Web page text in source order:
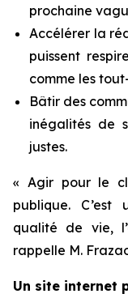
prochaine
Accélérer la
puissent
comme les
Bâtir des
inégalités de
justes.
« Agir pour le
publique.
qualité de vie,
rappelle M.
Un site internet